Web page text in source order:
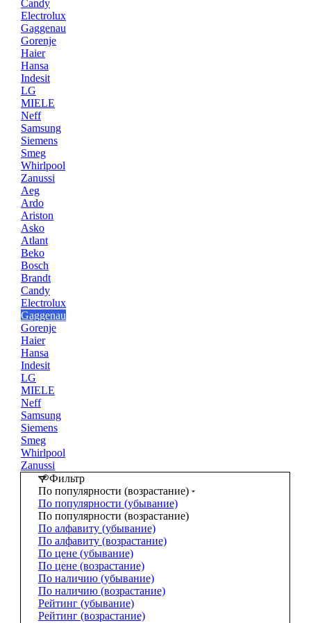
Candy
Electrolux
Gaggenau
Gorenje
Haier
Hansa
Indesit
LG
MIELE
Neff
Samsung
Siemens
Smeg
Whirlpool
Zanussi
Aeg
Ardo
Ariston
Asko
Atlant
Beko
Bosch
Brandt
Candy
Electrolux
Gaggenau
Gorenje
Haier
Hansa
Indesit
LG
MIELE
Neff
Samsung
Siemens
Smeg
Whirlpool
Zanussi
Фильтр
По популярности (возрастание)
По популярности (убывание)
По популярности (возрастание)
По алфавиту (убывание)
По алфавиту (возрастание)
По цене (убывание)
По цене (возрастание)
По наличию (убывание)
По наличию (возрастание)
Рейтинг (убывание)
Рейтинг (возрастание)